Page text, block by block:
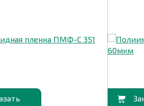
В корзину